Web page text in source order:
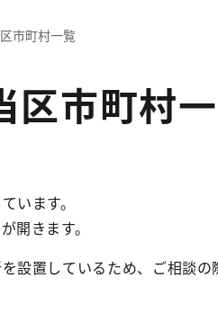
市町村一覧
区市町村
います。
開きます。
設置しているため、ご相談の